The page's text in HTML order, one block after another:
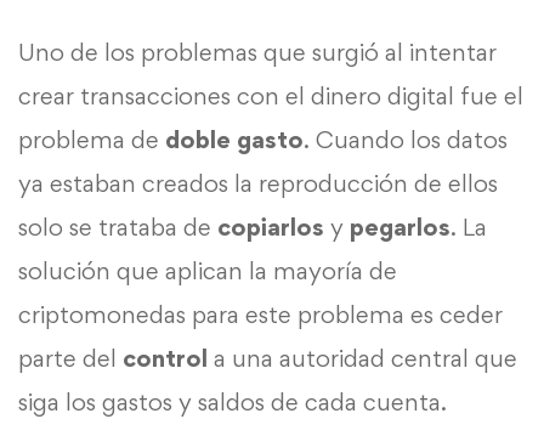
Uno de los problemas que surgió al intentar
crear transacciones con el dinero digital fue el
problema de doble gasto. Cuando los datos
ya estaban creados la reproducción de ellos
solo se trataba de copiarlos y pegarlos. La
solución que aplican la mayoría de
criptomonedas para este problema es ceder
parte del control a una autoridad central que
siga los gastos y saldos de cada cuenta.